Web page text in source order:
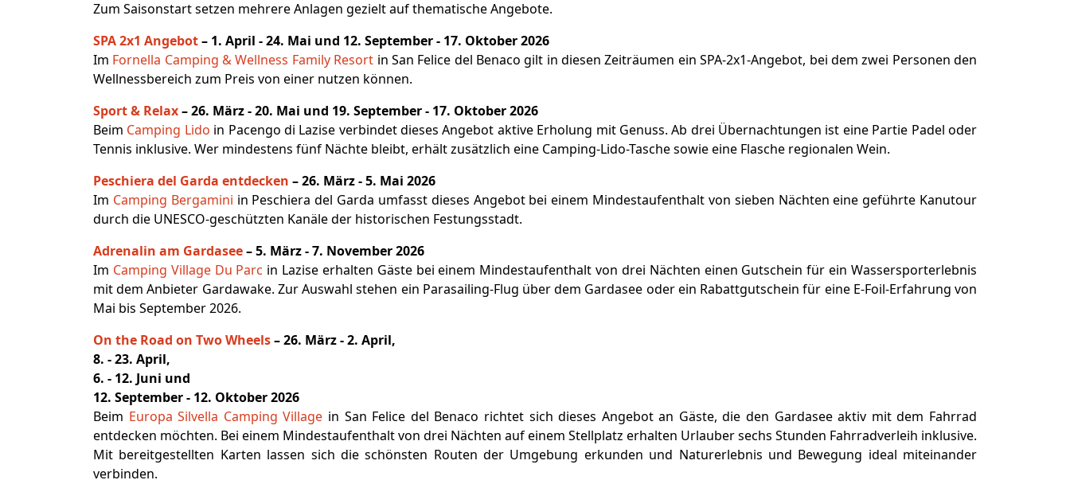
Zum Saisonstart setzen mehrere Anlagen gezielt auf thematische Angebote.
SPA 2x1 Angebot– 1. April - 24. Mai und 12. September - 17. Oktober 2026
Im Fornella Camping & Wellness Family Resort in San Felice del Benaco gilt in diesen Zeiträumen ein SPA-2x1-Angebot, bei dem zwei Personen den
Wellnessbereich zum Preis von einer nutzen können.
Sport & Relax– 26. März - 20. Mai und 19. September - 17. Oktober 2026
Beim Camping Lido in Pacengo di Lazise verbindet dieses Angebot aktive Erholung mit Genuss. Ab drei Übernachtungen ist eine Partie Padel oder
Tennis inklusive. Wer mindestens fünf Nächte bleibt, erhält zusätzlich eine Camping-Lido-Tasche sowie eine Flasche regionalen Wein.
Peschiera del Garda entdecken – 26. März - 5. Mai 2026
Im Camping Bergamini in Peschiera del Garda umfasst dieses Angebot bei einem Mindestaufenthalt von sieben Nächten eine geführte Kanutour
durch die UNESCO-geschützten Kanäle der historischen Festungsstadt.
Adrenalin am Gardasee– 5. März - 7. November 2026
Im Camping Village Du Parc in Lazise erhalten Gäste bei einem Mindestaufenthalt von drei Nächten einen Gutschein für ein Wassersporterlebnis
mit dem Anbieter Gardawake. Zur Auswahl stehen ein Parasailing-Flug über dem Gardasee oder ein Rabattgutschein für eine E-Foil-Erfahrung von
Mai bis September 2026.
On the Road on Two Wheels– 26. März - 2. April,
8. - 23. April,
6. - 12. Juni und
12. September - 12. Oktober 2026
Beim Europa Silvella Camping Village in San Felice del Benaco richtet sich dieses Angebot an Gäste, die den Gardasee aktiv mit dem Fahrrad
entdecken möchten. Bei einem Mindestaufenthalt von drei Nächten auf einem Stellplatz erhalten Urlauber sechs Stunden Fahrradverleih inklusive.
Mit bereitgestellten Karten lassen sich die schönsten Routen der Umgebung erkunden und Naturerlebnis und Bewegung ideal miteinander
verbinden.